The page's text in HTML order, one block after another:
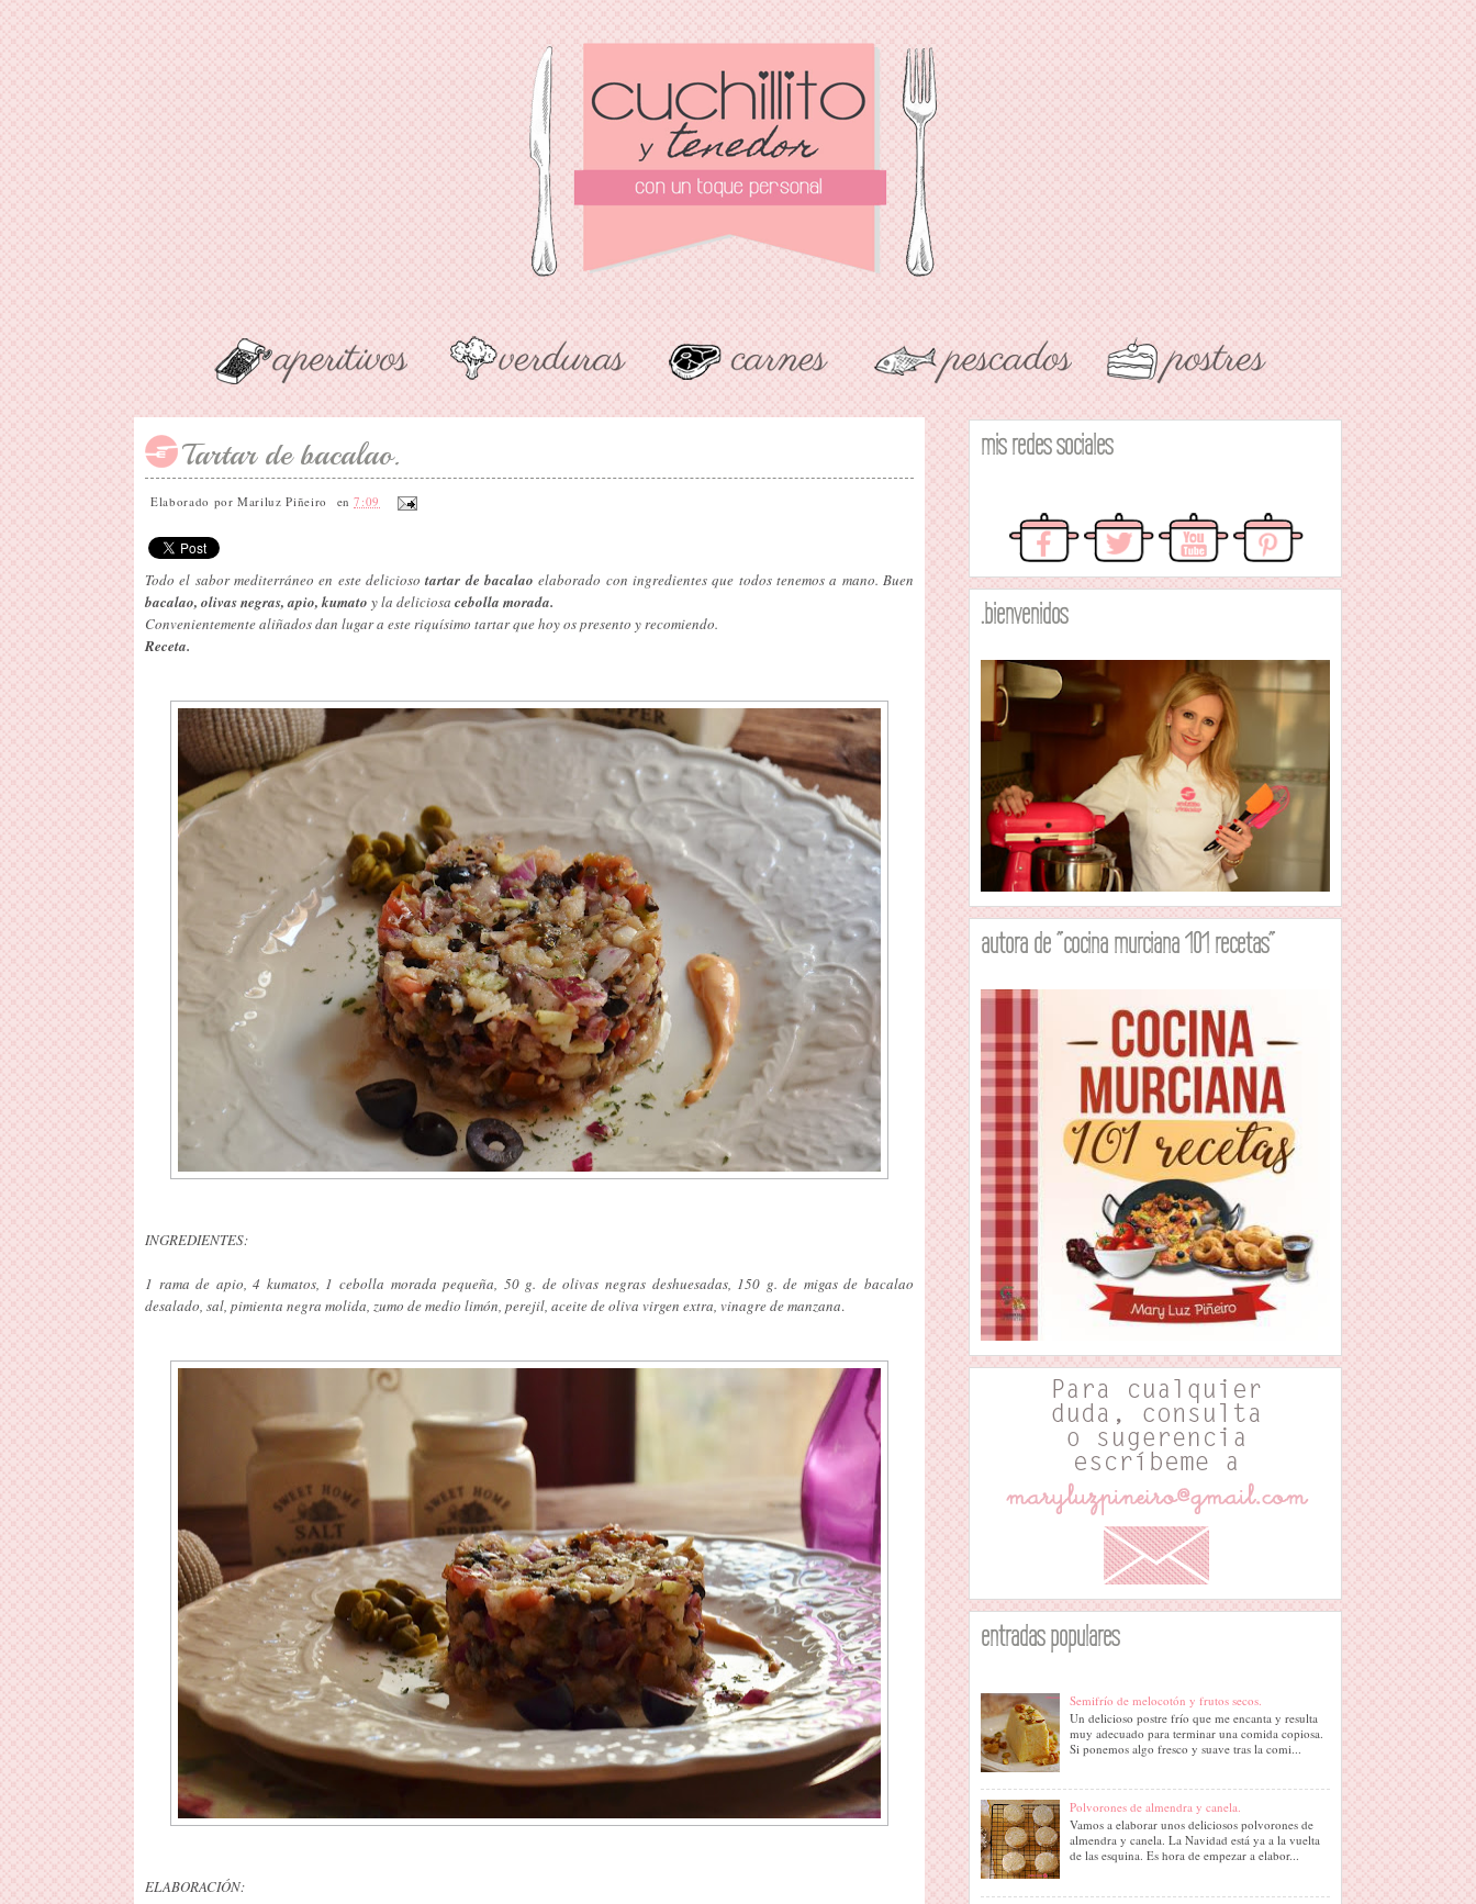
Tartar de bacalao.
Elaborado porMariluz Piñeiro en7:09
Todo el sabor mediterráneo en este deliciosotartar de bacalao elaborado con ingredientes que todos tenemos a mano. Buen
bacalao, olivas negras, apio, kumato y la deliciosa cebolla morada.
Convenientemente aliñados dan lugar a este riquísimo tartar que hoy os presento y recomiendo.
Receta.
INGREDIENTES:
1 rama de apio, 4 kumatos, 1 cebolla morada pequeña, 50 g. de olivas negras deshuesadas, 150 g. de migas de bacalao
desalado, sal, pimienta negra molida, zumo de medio limón, perejil, aceite de oliva virgen extra, vinagre de manzana.
ELABORACIÓN:
mis redes sociales
.bienvenidos
autora de "cocina murciana 101 recetas"
entradas populares
Semifrío de melocotón y frutos secos.
Un delicioso postre frío que me encanta y resulta
muy adecuado para terminar una comida copiosa.
Si ponemos algo fresco y suave tras la comi...
Polvorones de almendra y canela.
Vamos a elaborar unos deliciosos polvorones de
almendra y canela. La Navidad está ya a la vuelta
de las esquina. Es hora de empezar a elabor...